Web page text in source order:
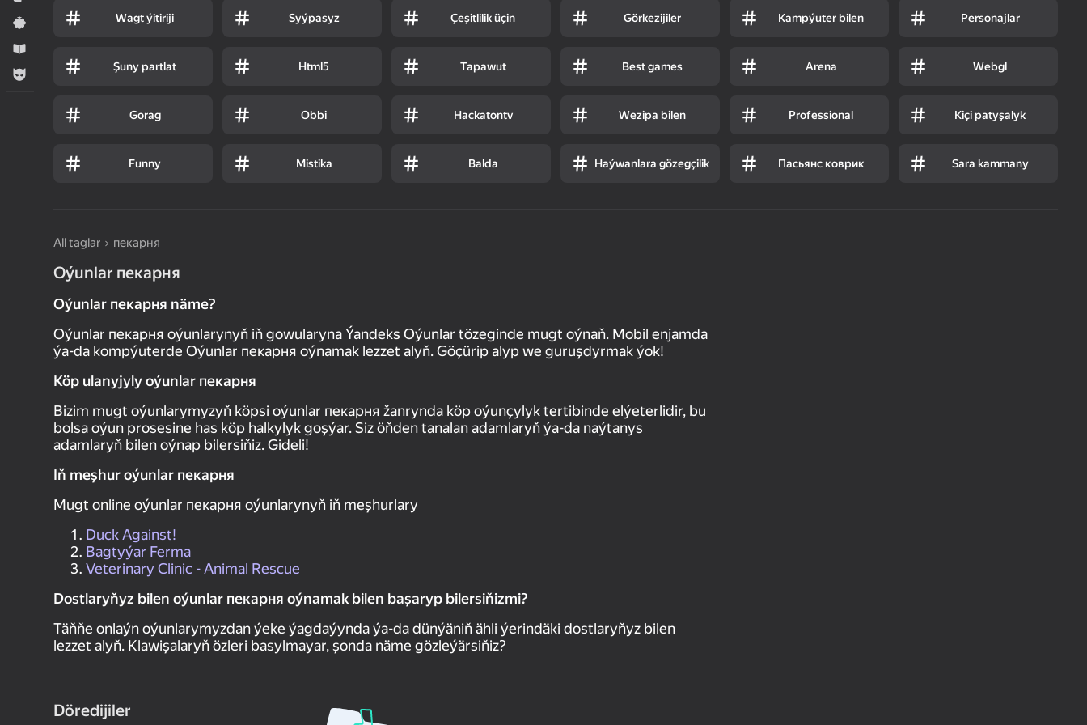
Ýönekeý
Огланлар үчүн
Wagt ýitiriji Syýpasyz Çeşitlilik üçin Görkezijiler Kampýuter bilen Personajlar
Şuny partlat Html5 Tapawut Best games Arena Webgl
Gorag Obbi Hackatontv Wezipa bilen Professional Kiçi patyşalyk
Funny Mistika Balda Haýwanlara gözegçilik Пасьянс коврик Sara kammany
All taglar пекарня
Oýunlar пекарня
Oýunlar пекарня näme?
Oýunlar пекарня oýunlarynyň iň gowularyna Ýandeks Oýunlar tözeginde mugt oýnaň. Mobil enjamda
ýa-da kompýuterde Oýunlar пекарня oýnamak lezzet alyň. Göçürip alyp we guruşdyrmak ýok!
Köp ulanyjyly oýunlar пекарня
Bizim mugt oýunlarymyzyň köpsi oýunlar пекарня žanrynda köp oýunçylyk tertibinde elýeterlidir, bu
bolsa oýun prosesine has köp halkylyk goşýar. Siz öňden tanalan adamlaryň ýa-da naýtanys
adamlaryň bilen oýnap bilersiňiz. Gideli!
Iň meşhur oýunlar пекарня
Mugt online oýunlar пекарня oýunlarynyň iň meşhurlary
Duck Against!
Bagtyýar Ferma
Veterinary Clinic - Animal Rescue
Dostlaryňyz bilen oýunlar пекарня oýnamak bilen başaryp bilersiňizmi?
Täňňe onlaýn oýunlarymyzdan ýeke ýagdaýynda ýa-da dünýäniň ähli ýerindäki dostlaryňyz bilen
lezzet alyň. Klawişalaryň özleri basylmayar, şonda näme gözleýärsiňiz?
Döredijiler